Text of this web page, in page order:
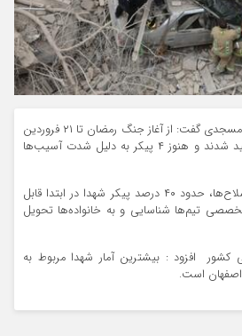
به گزارش همدانی ها، عباس مسجدی گفت: از آغاز جنگ رمضان تا ۲۱ فروردین
۱۴۰۵، مجموعاً ۳۳۷۵ نفر شهید شدند و هنوز ۴ پیکر به دلیل شدت آسیب‌ها
وی ادامه داد: یه دلیل نوع سلاح‌ها، حدود ۴۰ درصد پیکر شهدا در ابتدا قابل
تیم‌ها شناسایی و به خانواده‌ها تحویل
کشور افزود : بیشترین آمار شهدا مربوط به
اصفهان است.